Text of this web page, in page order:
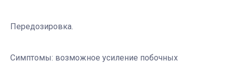
Передозировка.
Симптомы: возможное усиление побочных